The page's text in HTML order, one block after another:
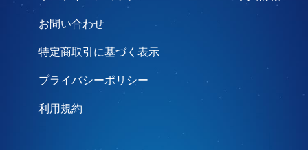
お問い合わせ
特定商取引に基づく表示
プライバシーポリシー
利用規約